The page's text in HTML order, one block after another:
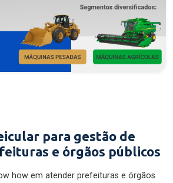
para gestão de
e órgãos públicos
how em atender prefeituras e órgãos